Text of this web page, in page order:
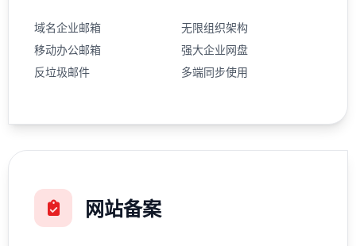
域名企业邮箱
无限组织架构
移动办公邮箱
强大企业网盘
反垃圾邮件
多端同步使用
网站备案